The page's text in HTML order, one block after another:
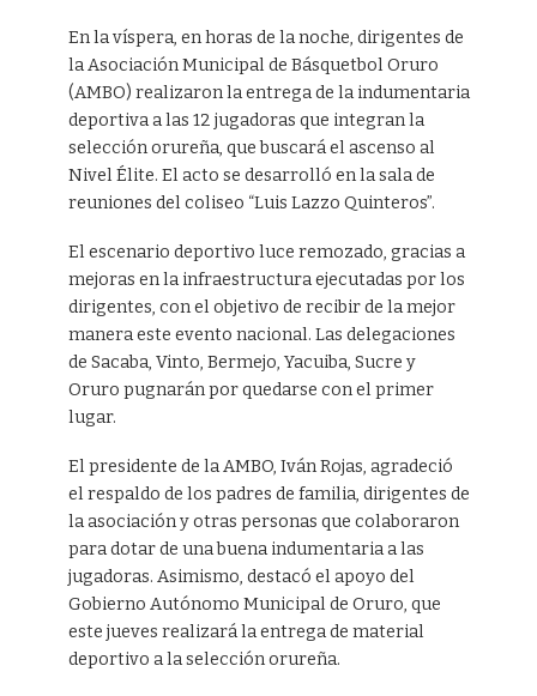
En la víspera, en horas de la noche, dirigentes de
la Asociación Municipal de Básquetbol Oruro
(AMBO) realizaron la entrega de la indumentaria
deportiva a las 12 jugadoras que integran la
selección orureña, que buscará el ascenso al
Nivel Élite. El acto se desarrolló en la sala de
reuniones del coliseo “Luis Lazzo Quinteros”.
El escenario deportivo luce remozado, gracias a
mejoras en la infraestructura ejecutadas por los
dirigentes, con el objetivo de recibir de la mejor
manera este evento nacional. Las delegaciones
de Sacaba, Vinto, Bermejo, Yacuiba, Sucre y
Oruro pugnarán por quedarse con el primer
lugar.
El presidente de la AMBO, Iván Rojas, agradeció
el respaldo de los padres de familia, dirigentes de
la asociación y otras personas que colaboraron
para dotar de una buena indumentaria a las
jugadoras. Asimismo, destacó el apoyo del
Gobierno Autónomo Municipal de Oruro, que
este jueves realizará la entrega de material
deportivo a la selección orureña.